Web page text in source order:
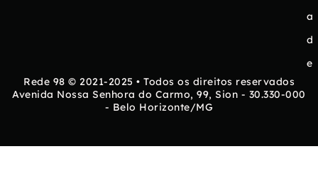
a
d
e
Rede 98 © 2021-2025 • Todos os direitos reservados
Avenida Nossa Senhora do Carmo, 99, Sion - 30.330-000
- Belo Horizonte/MG